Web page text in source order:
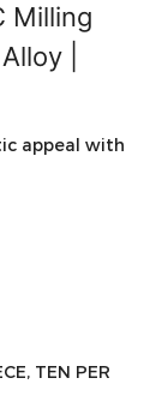
Milling
|
appeal with
TEN PER